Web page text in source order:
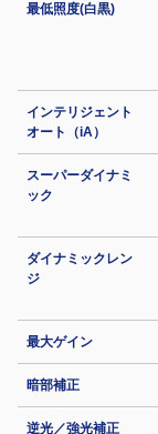
最低照度(白黒)
インテリジェント
オート（iA）
スーパーダイナミ
ック
ダイナミックレン
ジ
最大ゲイン
暗部補正
逆光／強光補正